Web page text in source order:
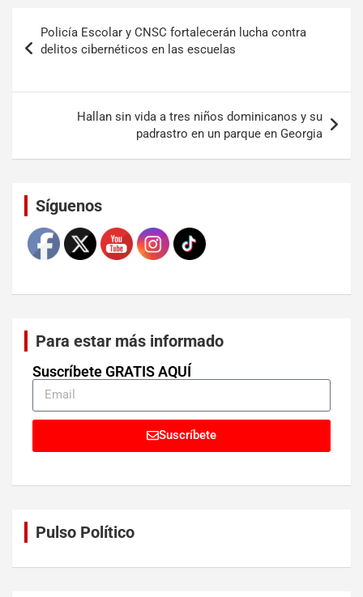
Policía Escolar y CNSC fortalecerán lucha contra
delitos cibernéticos en las escuelas
Hallan sin vida a tres niños dominicanos y su
padrastro en un parque en Georgia
Síguenos
Para estar más informado
Suscríbete GRATIS AQUÍ
Suscríbete
Pulso Político